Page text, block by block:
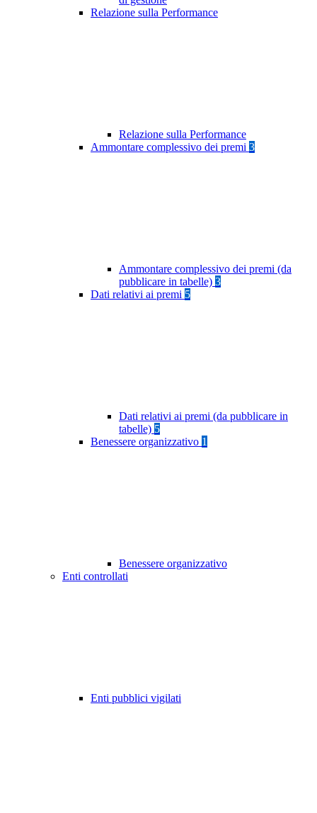
Relazione sulla Performance
Relazione sulla Performance
Ammontare complessivo dei premi 3
Ammontare complessivo dei premi (da
pubblicare in tabelle) 3
Dati relativi ai premi 5
Dati relativi ai premi (da pubblicare in
tabelle) 5
Benessere organizzativo 1
Benessere organizzativo
Enti controllati
Enti pubblici vigilati